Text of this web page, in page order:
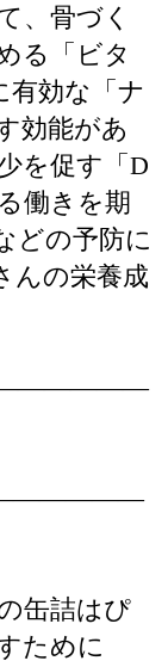
、骨づく
る「ビタ
有効な「ナ
効能があ
を促す「D
働きを期
どの予防に
んの栄養成
缶詰はぴ
ために